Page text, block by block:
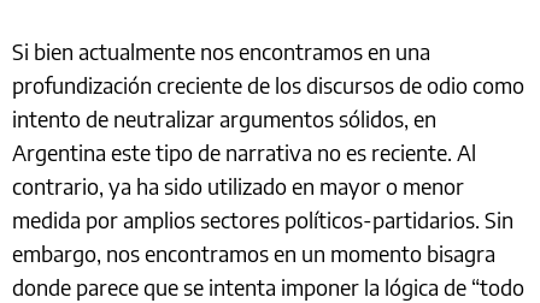
Si bien actualmente nos encontramos en una
profundización creciente de los discursos de odio como
intento de neutralizar argumentos sólidos, en
Argentina este tipo de narrativa no es reciente. Al
contrario, ya ha sido utilizado en mayor o menor
medida por amplios sectores políticos-partidarios. Sin
embargo, nos encontramos en un momento bisagra
donde parece que se intenta imponer la lógica de “todo